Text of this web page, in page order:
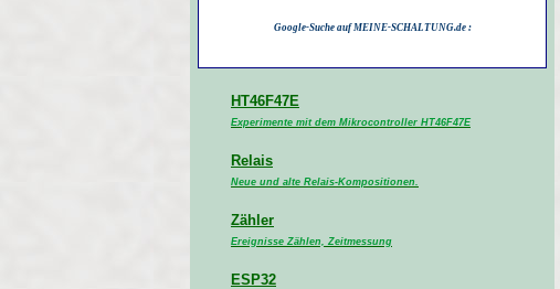
Google-Suche auf MEINE-SCHALTUNG.de :
HT46F47E
Experimente mit dem Mikrocontroller HT46F47E
Relais
Neue und alte Relais-Kompositionen.
Zähler
Ereignisse Zählen, Zeitmessung
ESP32